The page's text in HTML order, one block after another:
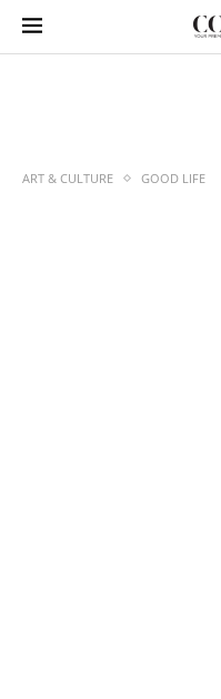
ART & CULTURE GOOD LIFE